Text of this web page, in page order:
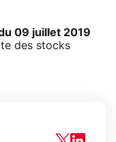
09 juillet 2019
des stocks